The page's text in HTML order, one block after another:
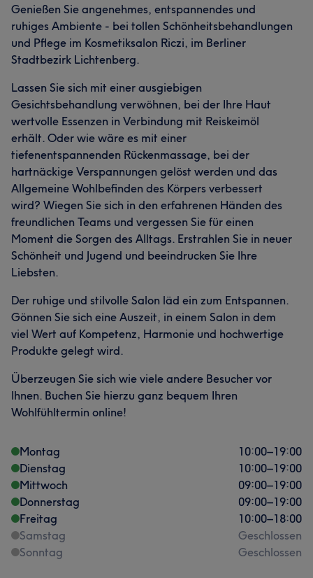
Genießen Sie angenehmes, entspannendes und
ruhiges Ambiente - bei tollen Schönheitsbehandlungen
und Pflege im Kosmetiksalon Riczi, im Berliner
Stadtbezirk Lichtenberg.
Lassen Sie sich mit einer ausgiebigen
Gesichtsbehandlung verwöhnen, bei der Ihre Haut
wertvolle Essenzen in Verbindung mit Reiskeimöl
erhält. Oder wie wäre es mit einer
tiefenentspannenden Rückenmassage, bei der
hartnäckige Verspannungen gelöst werden und das
Allgemeine Wohlbefinden des Körpers verbessert
wird? Wiegen Sie sich in den erfahrenen Händen des
freundlichen Teams und vergessen Sie für einen
Moment die Sorgen des Alltags. Erstrahlen Sie in neuer
Schönheit und Jugend und beeindrucken Sie Ihre
Liebsten.
Der ruhige und stilvolle Salon läd ein zum Entspannen.
Gönnen Sie sich eine Auszeit, in einem Salon in dem
viel Wert auf Kompetenz, Harmonie und hochwertige
Produkte gelegt wird.
Überzeugen Sie sich wie viele andere Besucher vor
Ihnen. Buchen Sie hierzu ganz bequem Ihren
Wohlfühltermin online!
Montag 10:00–19:00
Dienstag
10:00–19:00
Mittwoch
09:00–19:00
Donnerstag
09:00–19:00
Freitag
10:00–18:00
Samstag
Geschlossen
Sonntag
Geschlossen